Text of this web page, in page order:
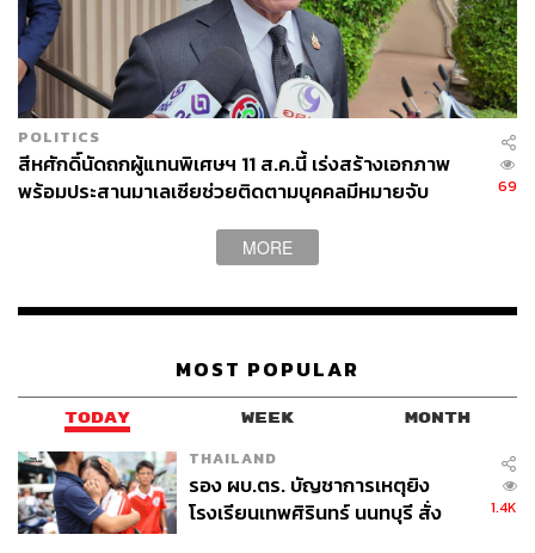
POLITICS
สีหศักดิ์นัดถกผู้แทนพิเศษฯ 11 ส.ค.นี้ เร่งสร้างเอกภาพ
พร้อมประสานมาเลเซียช่วยติดตามบุคคลมีหมายจับ
69
MORE
MOST POPULAR
TODAY WEEK MONTH
THAILAND
รอง ผบ.ตร. บัญชาการเหตุยิง
โรงเรียนเทพศิรินทร์ นนทบุรี สั่ง
1.4K